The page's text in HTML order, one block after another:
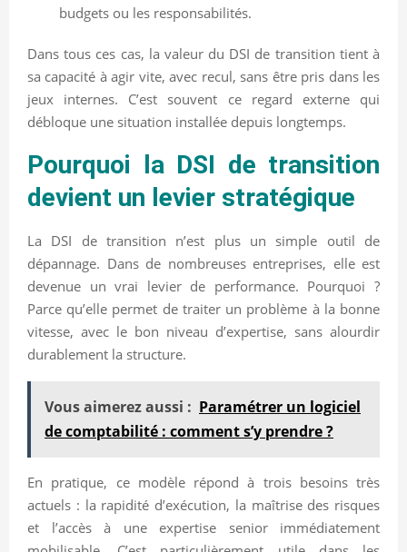
budgets ou les responsabilités.
Dans tous ces cas, la valeur du DSI de transition tient à
sa capacité à agir vite, avec recul, sans être pris dans les
jeux internes. C’est souvent ce regard externe qui
débloque une situation installée depuis longtemps.
Pourquoi la DSI de transition
devient un levier stratégique
La DSI de transition n’est plus un simple outil de
dépannage. Dans de nombreuses entreprises, elle est
devenue un vrai levier de performance. Pourquoi ?
Parce qu’elle permet de traiter un problème à la bonne
vitesse, avec le bon niveau d’expertise, sans alourdir
durablement la structure.
Vous aimerez aussi : Paramétrer un logiciel
de comptabilité : comment s’y prendre ?
En pratique, ce modèle répond à trois besoins très
actuels : la rapidité d’exécution, la maîtrise des risques
et l’accès à une expertise senior immédiatement